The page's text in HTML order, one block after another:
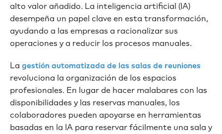
alto valor añadido. La inteligencia artificial (IA)
desempeña un papel clave en esta transformación,
ayudando a las empresas a racionalizar sus
operaciones y a reducir los procesos manuales.
La gestión automatizada de las salas de reuniones
revoluciona la organización de los espacios
profesionales. En lugar de hacer malabares con las
disponibilidades y las reservas manuales, los
colaboradores pueden apoyarse en herramientas
basadas en la IA para reservar fácilmente una sala y